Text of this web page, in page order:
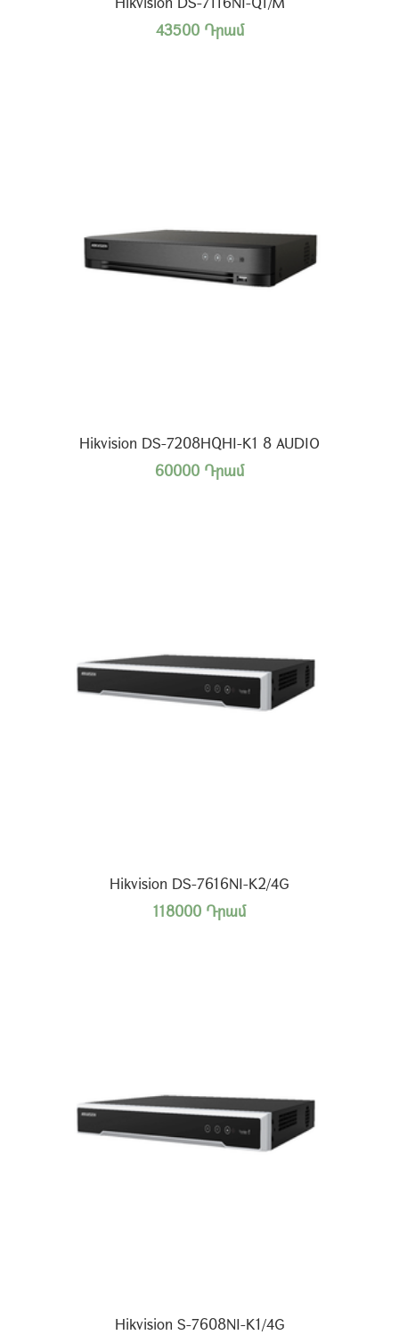
43500 Դրամ
Hikvision DS-7208HQHI-K1 8 AUDIO
60000 Դրամ
Hikvision DS-7616NI-K2/4G
118000 Դրամ
Hikvision S-7608NI-K1/4G